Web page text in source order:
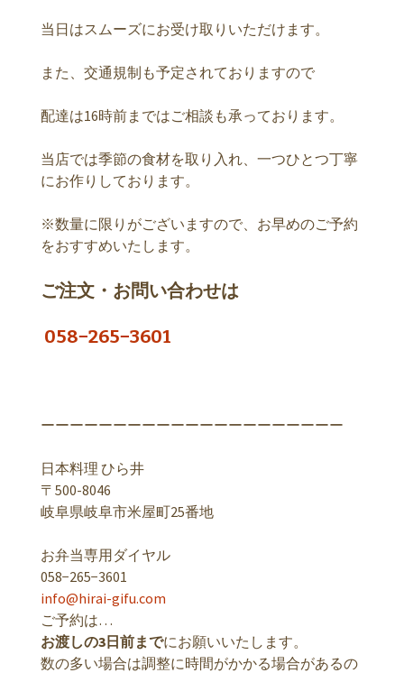
当日はスムーズにお受け取りいただけます。
また、交通規制も予定されておりますので
配達は16時前まではご相談も承っております。
当店では季節の食材を取り入れ、一つひとつ丁寧
にお作りしております。
※数量に限りがございますので、お早めのご予約
をおすすめいたします。
ご注文・お問い合わせは
058−265−3601
ーーーーーーーーーーーーーーーーーーーーー
日本料理 ひら井
〒500-8046
岐阜県岐阜市米屋町25番地
お弁当専用ダイヤル
058−265−3601
info@hirai-gifu.com
ご予約は…
お渡しの3日前までにお願いいたします。
数の多い場合は調整に時間がかかる場合があるの